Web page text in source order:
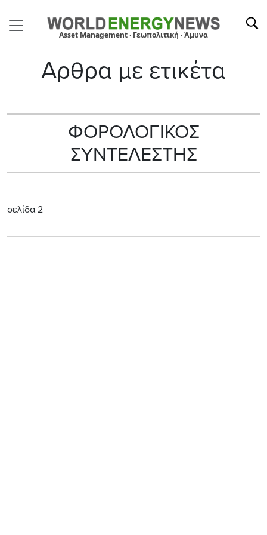
Asset Management · Γεωπολιτική · Άμυνα
Αρθρα με ετικέτα
ΦΟΡΟΛΟΓΙΚΟΣ
ΣΥΝΤΕΛΕΣΤΗΣ
σελίδα 2